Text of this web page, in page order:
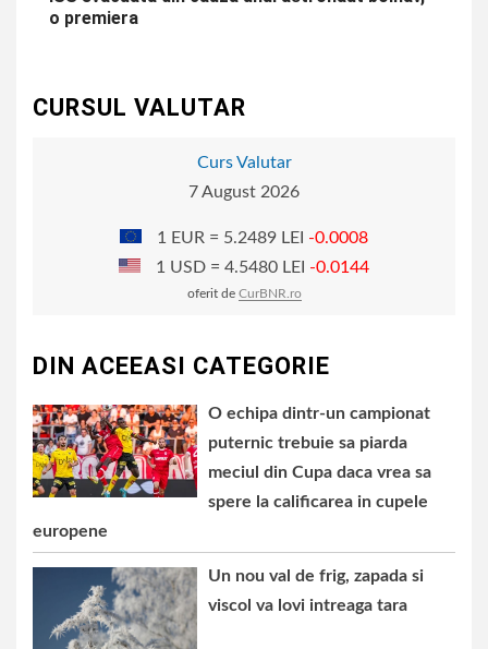
o premiera
CURSUL VALUTAR
Curs Valutar
7 August 2026
1 EUR = 5.2489 LEI -0.0008
1 USD = 4.5480 LEI -0.0144
oferit de CurBNR.ro
DIN ACEEASI CATEGORIE
O echipa dintr-un campionat
puternic trebuie sa piarda
meciul din Cupa daca vrea sa
spere la calificarea in cupele
europene
Un nou val de frig, zapada si
viscol va lovi intreaga tara